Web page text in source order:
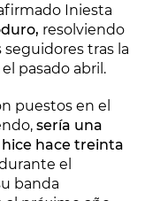
Iniesta
resolviendo
tras la
pasado abril.
puestos en el
sería una
hace treinta
el
banda